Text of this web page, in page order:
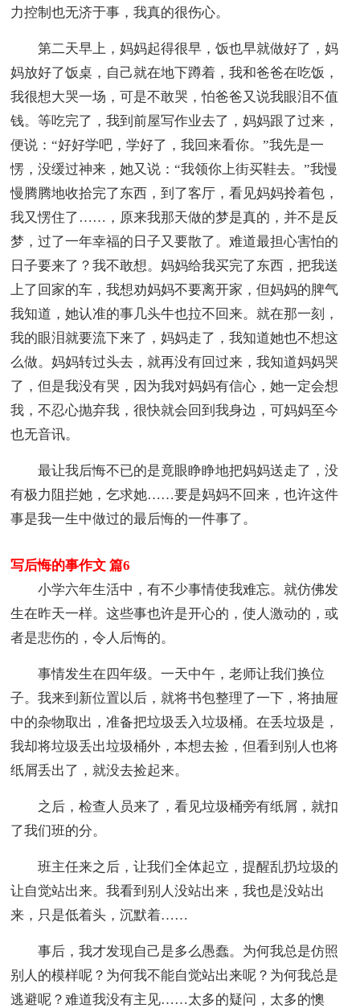
力控制也无济于事，我真的很伤心。
第二天早上，妈妈起得很早，饭也早就做好了，妈
妈放好了饭桌，自己就在地下蹲着，我和爸爸在吃饭，
我很想大哭一场，可是不敢哭，怕爸爸又说我眼泪不值
钱。等吃完了，我到前屋写作业去了，妈妈跟了过来，
便说：“好好学吧，学好了，我回来看你。”我先是一
愣，没缓过神来，她又说：“我领你上街买鞋去。”我慢
慢腾腾地收拾完了东西，到了客厅，看见妈妈拎着包，
我又愣住了……，原来我那天做的梦是真的，并不是反
梦，过了一年幸福的日子又要散了。难道最担心害怕的
日子要来了？我不敢想。妈妈给我买完了东西，把我送
上了回家的车，我想劝妈妈不要离开家，但妈妈的脾气
我知道，她认准的事几头牛也拉不回来。就在那一刻，
我的眼泪就要流下来了，妈妈走了，我知道她也不想这
么做。妈妈转过头去，就再没有回过来，我知道妈妈哭
了，但是我没有哭，因为我对妈妈有信心，她一定会想
我，不忍心抛弃我，很快就会回到我身边，可妈妈至今
也无音讯。
最让我后悔不已的是竟眼睁睁地把妈妈送走了，没
有极力阻拦她，乞求她……要是妈妈不回来，也许这件
事是我一生中做过的最后悔的一件事了。
写后悔的事作文 篇6
小学六年生活中，有不少事情使我难忘。就仿佛发
生在昨天一样。这些事也许是开心的，使人激动的，或
者是悲伤的，令人后悔的。
事情发生在四年级。一天中午，老师让我们换位
子。我来到新位置以后，就将书包整理了一下，将抽屉
中的杂物取出，准备把垃圾丢入垃圾桶。在丢垃圾是，
我却将垃圾丢出垃圾桶外，本想去捡，但看到别人也将
纸屑丢出了，就没去捡起来。
之后，检查人员来了，看见垃圾桶旁有纸屑，就扣
了我们班的分。
班主任来之后，让我们全体起立，提醒乱扔垃圾的
让自觉站出来。我看到别人没站出来，我也是没站出
来，只是低着头，沉默着……
事后，我才发现自己是多么愚蠢。为何我总是仿照
别人的模样呢？为何我不能自觉站出来呢？为何我总是
逃避呢？难道我没有主见……太多的疑问，太多的懊